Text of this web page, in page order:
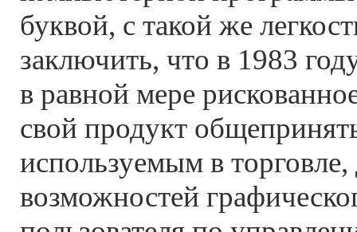
буквой, с такой же
заключить, что в 1983
в равной мере
свой продукт
используемым в
возможностей